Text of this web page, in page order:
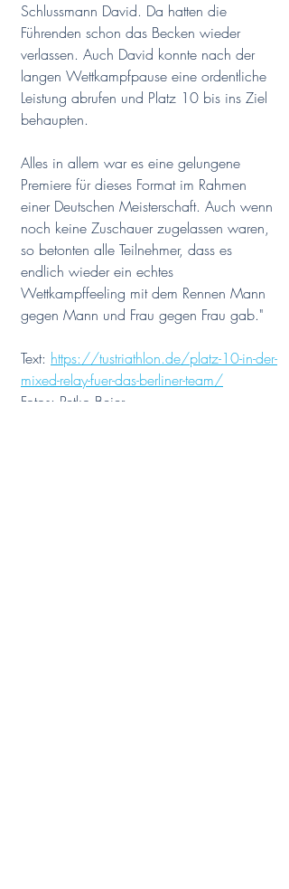
Schlussmann David. Da hatten die
Führenden schon das Becken wieder
verlassen. Auch David konnte nach der
langen Wettkampfpause eine ordentliche
Leistung abrufen und Platz 10 bis ins Ziel
behaupten.
Alles in allem war es eine gelungene
Premiere für dieses Format im Rahmen
einer Deutschen Meisterschaft. Auch wenn
noch keine Zuschauer zugelassen waren,
so betonten alle Teilnehmer, dass es
endlich wieder ein echtes
Wettkampffeeling mit dem Rennen Mann
gegen Mann und Frau gegen Frau gab."
Text: https://tustriathlon.de/platz-10-in-der-
mixed-relay-fuer-das-berliner-team/
Fotos: Petko Beier